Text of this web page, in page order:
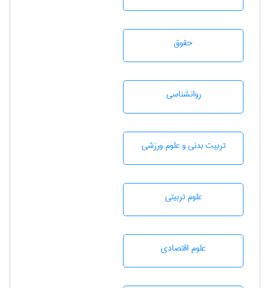
حقوق
روانشناسی
تربيت بدنی و علوم ورزشی
علوم تربيتی
علوم اقتصادی